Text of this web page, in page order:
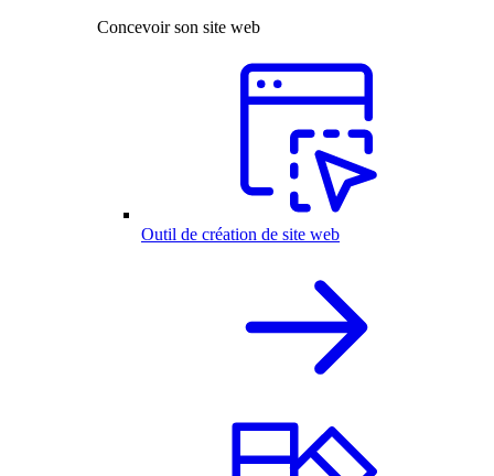
Concevoir son site web
Outil de création de site web